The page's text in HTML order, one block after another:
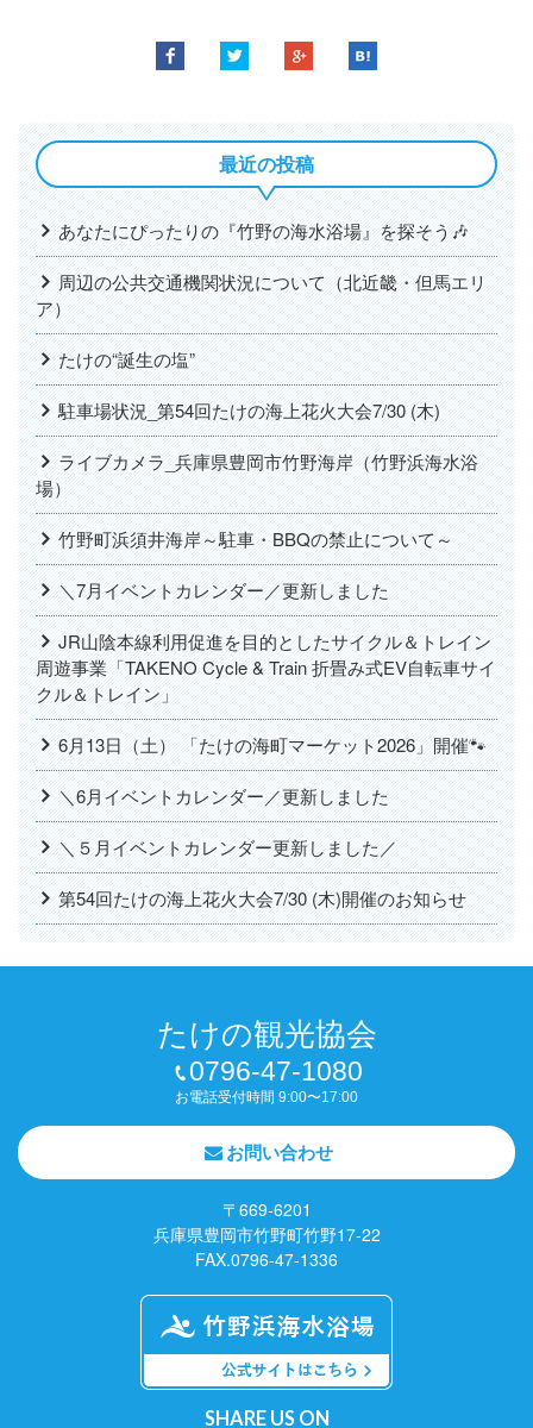
最近の投稿
あなたにぴったりの『竹野の海水浴場』を探そう🎶
周辺の公共交通機関状況について（北近畿・但馬エリ
ア）
たけの“誕生の塩”
駐車場状況_第54回たけの海上花火大会7/30 (木)
ライブカメラ_兵庫県豊岡市竹野海岸（竹野浜海水浴
場）
竹野町浜須井海岸～駐車・BBQの禁止について～
＼7月イベントカレンダー／更新しました
JR山陰本線利用促進を目的としたサイクル＆トレイン
周遊事業「TAKENO Cycle & Train 折畳み式EV自転車サイ
クル＆トレイン」
6月13日（土） 「たけの海町マーケット2026」開催🐾
＼6月イベントカレンダー／更新しました
＼５月イベントカレンダー更新しました／
第54回たけの海上花火大会7/30 (木)開催のお知らせ
たけの観光協会
0796-47-1080
お電話受付時間 9:00〜17:00
お問い合わせ
〒669-6201
兵庫県豊岡市竹野町竹野17-22
FAX.0796-47-1336
SHARE US ON